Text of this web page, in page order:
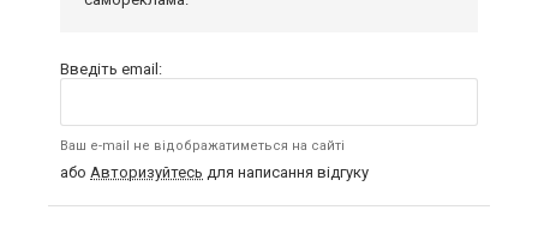
Введіть email:
Ваш e-mail не відображатиметься на сайті
або Авторизуйтесь для написання відгуку